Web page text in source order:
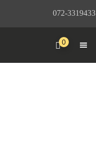
072-3319433
0